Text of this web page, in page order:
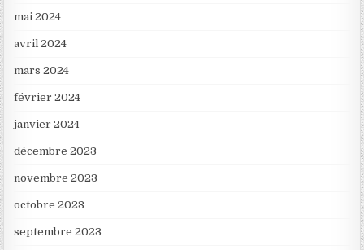
mai 2024
avril 2024
mars 2024
février 2024
janvier 2024
décembre 2023
novembre 2023
octobre 2023
septembre 2023